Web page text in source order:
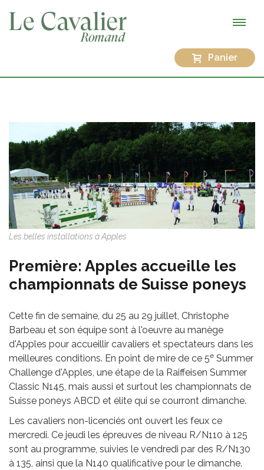
Panier
Les belles installations à Apples
Première: Apples accueille les
championnats de Suisse poneys
Cette fin de semaine, du 25 au 29 juillet, Christophe
Barbeau et son équipe sont à l'oeuvre au manège
d'Apples pour accueillir cavaliers et spectateurs dans les
meilleures conditions. En point de mire de ce 5e Summer
Challenge d'Apples, une étape de la Raiffeisen Summer
Classic N145, mais aussi et surtout les championnats de
Suisse poneys ABCD et élite qui se courront dimanche.
Les cavaliers non-licenciés ont ouvert les feux ce
mercredi. Ce jeudi les épreuves de niveau R/N110 à 125
sont au programme, suivies le vendredi par des R/N130
à 135, ainsi que la N140 qualificative pour le dimanche.